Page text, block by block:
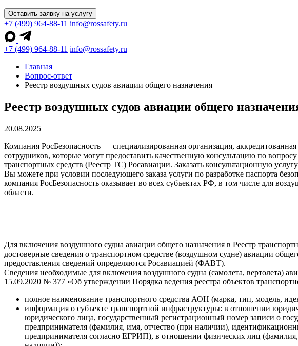
Оставить заявку на услугу
+7 (499) 964-88-11 info@rossafety.ru
+7 (499) 964-88-11 info@rossafety.ru
Главная
Вопрос-ответ
Реестр воздушных судов авиации общего назначения
Реестр воздушных судов авиации общего
20.08.2025
Компания РосБезопасность — специализированная организация,
сотрудников, которые могут предоставить качественную консультацию по
транспортных средств (Реестр ТС) Росавиации. Заказать консультационную
Вы можете при условии последующего заказа услуги по разработке паспорта
компания РосБезопасность оказывает во всех субъектах РФ, в том числе для
области.
Для включения воздушного судна авиации общего назначения в Реестр
достоверные сведения о транспортном средстве (воздушном судне) авиации
предоставления сведений определяются Росавиацией (ФАВТ).
Сведения необходимые для включения воздушного судна (самолета, вертолета)
15.09.2020 № 377 «Об утверждении Порядка ведения реестра объектов
полное наименование транспортного средства АОН (марка, тип, модель,
информация о субъекте транспортной инфраструктуры: в отношении
юридического лица, государственный регистрационный номер записи о
предпринимателя (фамилия, имя, отчество (при наличии),
предпринимателя согласно ЕГРИП), в отношении физических лиц